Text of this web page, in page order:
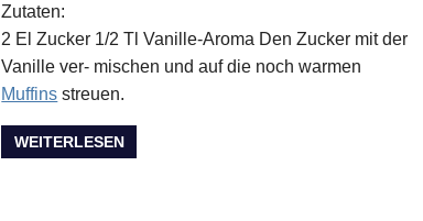
Zutaten:
2 El Zucker 1/2 Tl Vanille-Aroma Den Zucker mit der
Vanille ver- mischen und auf die noch warmen
Muffins streuen.
WEITERLESEN